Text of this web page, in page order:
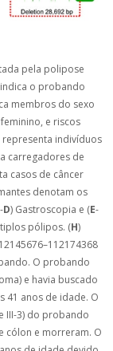
pela polipose
o probando
membros do sexo
e riscos
indivíduos
carregadores de
casos de câncer
denotam os
-D) Gastroscopia e (E-
pólipos. (H)
O probando
e havia buscado
41 anos de idade. O
III-3) do probando
cólon e morreram. O